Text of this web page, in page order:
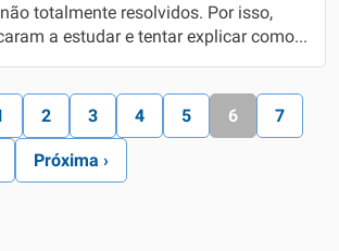
totalmente resolvidos. Por isso,
a estudar e tentar explicar como...
2 3 4 5 6 7
Próxima ›